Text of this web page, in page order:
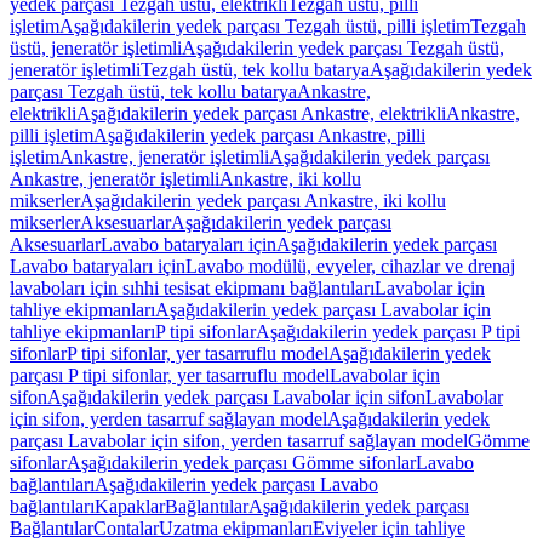
yedek parçası Tezgah üstü, elektrikli Tezgah üstü, pilli
işletimAşağıdakilerin yedek parçası Tezgah üstü, pilli işletimTezgah
üstü, jeneratör işletimliAşağıdakilerin yedek parçası Tezgah üstü,
jeneratör işletimliTezgah üstü, tek kollu bataryaAşağıdakilerin yedek
parçası Tezgah üstü, tek kollu bataryaAnkastre,
elektrikliAşağıdakilerin yedek parçası Ankastre, elektrikliAnkastre,
pilli işletimAşağıdakilerin yedek parçası Ankastre, pilli
işletimAnkastre, jeneratör işletimliAşağıdakilerin yedek parçası
Ankastre, jeneratör işletimliAnkastre, iki kollu
mikserlerAşağıdakilerin yedek parçası Ankastre, iki kollu
mikserlerAksesuarlarAşağıdakilerin yedek parçası
AksesuarlarLavabo bataryaları içinAşağıdakilerin yedek parçası
Lavabo bataryaları içinLavabo modülü, evyeler, cihazlar ve drenaj
lavaboları için sıhhi tesisat ekipmanı bağlantılarıLavabolar için
tahliye ekipmanlarıAşağıdakilerin yedek parçası Lavabolar için
tahliye ekipmanlarıP tipi sifonlarAşağıdakilerin yedek parçası P tipi
sifonlarP tipi sifonlar, yer tasarruflu modelAşağıdakilerin yedek
parçası P tipi sifonlar, yer tasarruflu modelLavabolar için
sifonAşağıdakilerin yedek parçası Lavabolar için sifonLavabolar
için sifon, yerden tasarruf sağlayan modelAşağıdakilerin yedek
parçası Lavabolar için sifon, yerden tasarruf sağlayan modelGömme
sifonlarAşağıdakilerin yedek parçası Gömme sifonlarLavabo
bağlantılarıAşağıdakilerin yedek parçası Lavabo
bağlantılarıKapaklarBağlantılarAşağıdakilerin yedek parçası
BağlantılarContalarUzatma ekipmanlarıEviyeler için tahliye